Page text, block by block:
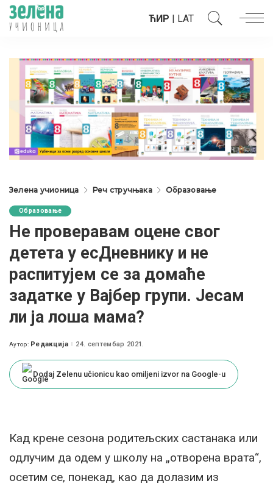
ЋИР | LAT
Зелена учионица Реч стручњака Образовање
Образовање
Не проверавам оцене свог
детета у есДневнику и не
распитујем се за домаће
задатке у Вајбер групи. Јесам
ли ја лоша мама?
Posted
Аутор: Редакција 24. септембар 2021.
Dodaj Zelenu učionicu kao omiljeni izvor na Google-u
Кад крене сезона родитељских састанака или
одлучим да одем у школу на „отворена врата“,
осетим се, понекад, као да долазим из